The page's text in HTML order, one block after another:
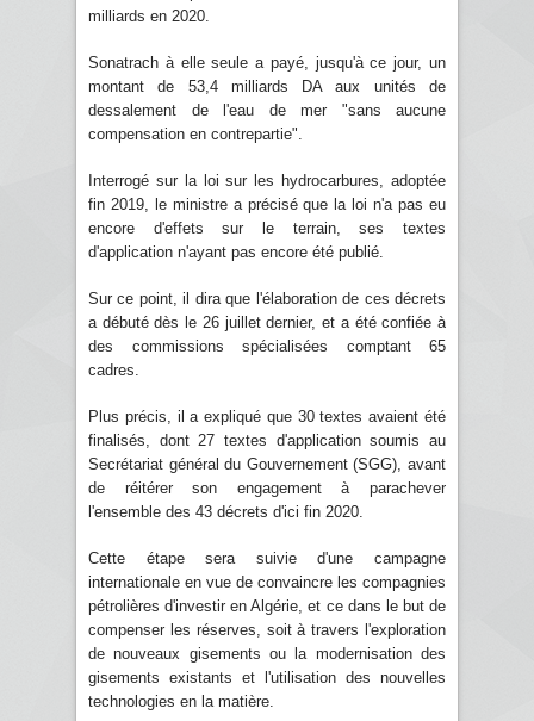
milliards en 2020.
Sonatrach à elle seule a payé, jusqu'à ce jour, un
montant de 53,4 milliards DA aux unités de
dessalement de l'eau de mer "sans aucune
compensation en contrepartie".
Interrogé sur la loi sur les hydrocarbures, adoptée
fin 2019, le ministre a précisé que la loi n'a pas eu
encore d'effets sur le terrain, ses textes
d'application n'ayant pas encore été publié.
Sur ce point, il dira que l'élaboration de ces décrets
a débuté dès le 26 juillet dernier, et a été confiée à
des commissions spécialisées comptant 65
cadres.
Plus précis, il a expliqué que 30 textes avaient été
finalisés, dont 27 textes d'application soumis au
Secrétariat général du Gouvernement (SGG), avant
de réitérer son engagement à parachever
l'ensemble des 43 décrets d'ici fin 2020.
Cette étape sera suivie d'une campagne
internationale en vue de convaincre les compagnies
pétrolières d'investir en Algérie, et ce dans le but de
compenser les réserves, soit à travers l'exploration
de nouveaux gisements ou la modernisation des
gisements existants et l'utilisation des nouvelles
technologies en la matière.